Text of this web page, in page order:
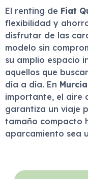
El renting de Fiat
flexibilidad y
disfrutar de las
modelo sin
su amplio espacio
aquellos que
día a día. En Murcia
importante, el aire
garantiza un viaje
tamaño compacto
aparcamiento sea